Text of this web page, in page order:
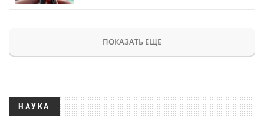
ПОКАЗАТЬ ЕЩЕ
НАУКА